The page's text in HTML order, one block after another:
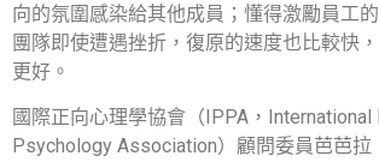
向的氛圍感染給其他成員；懂得激勵員工
團隊即使遭遇挫折，復原的速度也比較快
更好。
國際正向心理學協會（IPPA，
Psychology Association）顧問委員芭芭拉